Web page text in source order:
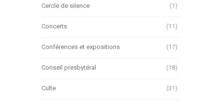
Cercle de silence (1)
Concerts (11)
Conférences et expositions (17)
Conseil presbytéral (18)
Culte (31)